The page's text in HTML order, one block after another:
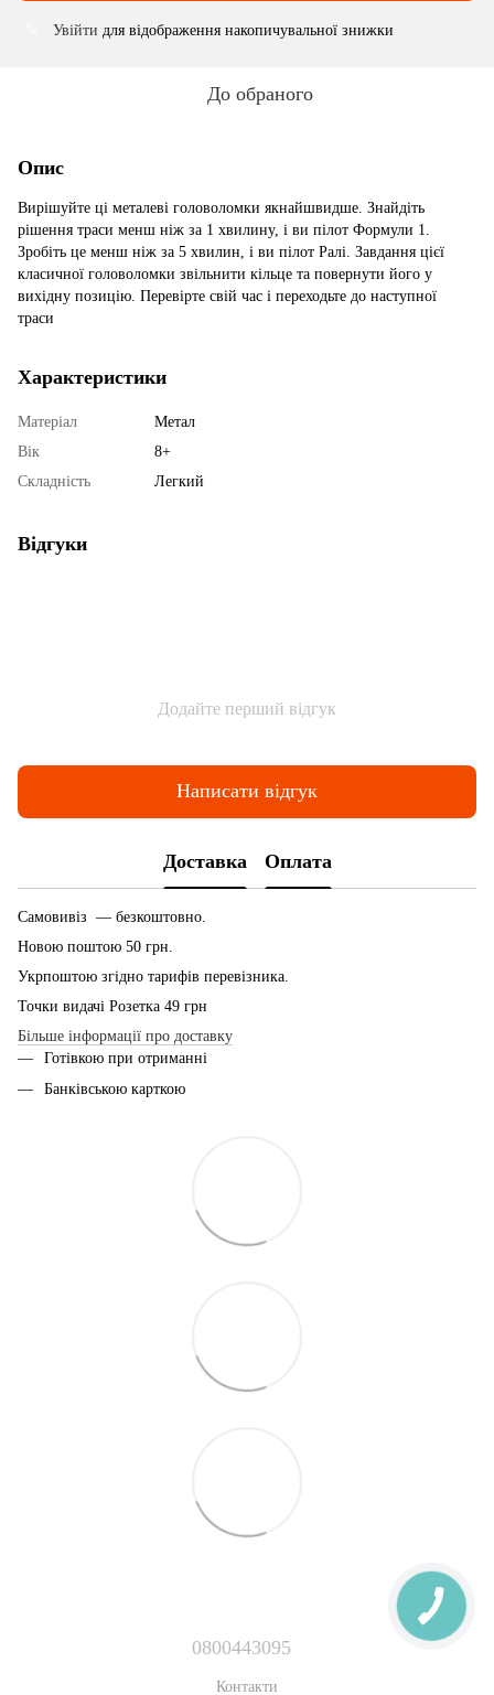
Увійти для відображення накопичувальної знижки
До обраного
Опис
Вирішуйте ці металеві головоломки якнайшвидше. Знайдіть
рішення траси менш ніж за 1 хвилину, і ви пілот Формули 1.
Зробіть це менш ніж за 5 хвилин, і ви пілот Ралі. Завдання цієї
класичної головоломки звільнити кільце та повернути його у
вихідну позицію. Перевірте свій час і переходьте до наступної
траси
Характеристики
Матеріал
Метал
Вік
8+
Складність
Легкий
Відгуки
Додайте перший відгук
Написати відгук
Доставка Оплата
Самовивіз — безкоштовно.
Новою поштою 50 грн.
Укрпоштою згідно тарифів перевізника.
Точки видачі Розетка 49 грн
Більше інформації про доставку
Готівкою при отриманні
Банківською карткою
0800443095
Контакти